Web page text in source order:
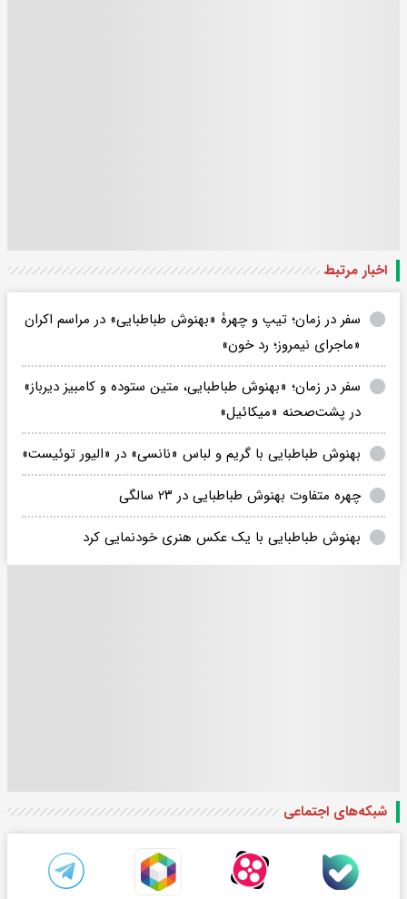
اخبار مرتبط
سفر در زمان؛ تیپ و چهرۀ «بهنوش طباطبایی» در مراسم اکران
«ماجرای نیمروز؛ رد خون»
سفر در زمان؛ «بهنوش طباطبایی، متین ستوده و کامبیز دیرباز»
در پشت‌صحنه «میکائیل»
بهنوش طباطبایی با گریم و لباس «نانسی» در «الیور توئیست»
چهره متفاوت بهنوش طباطبایی در ۲۳ سالگی
بهنوش طباطبایی با یک عکس هنری خودنمایی کرد
شبکه‌های اجتماعی